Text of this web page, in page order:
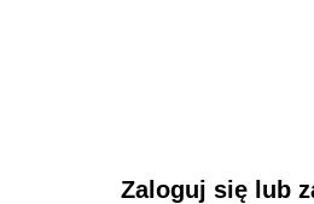
Zaloguj się lub